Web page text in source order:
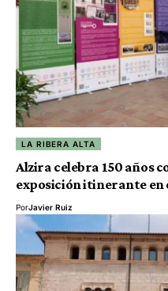
LA RIBERA ALTA
Alzira celebra 150 años
exposición itinerante en
PorJavier Ruiz